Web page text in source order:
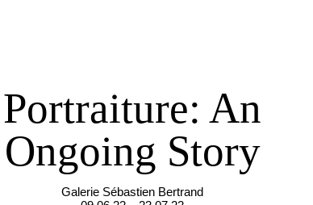
Portraiture: An
Ongoing Story
Galerie Sébastien Bertrand